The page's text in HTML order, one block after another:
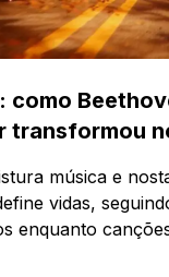
como
transformou
música e
vidas,
enquanto